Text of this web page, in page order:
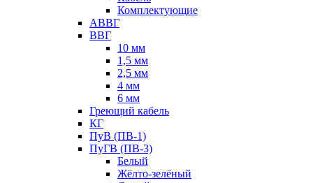
Комплектующие
АВВГ
ВВГ
10 мм
1,5 мм
2,5 мм
4 мм
6 мм
Греющий кабель
КГ
ПуВ (ПВ-1)
ПуГВ (ПВ-3)
Белый
Жёлто-зелёный